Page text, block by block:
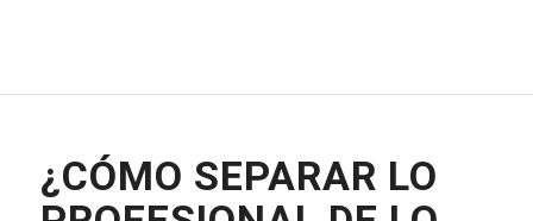
¿CÓMO SEPARAR LO